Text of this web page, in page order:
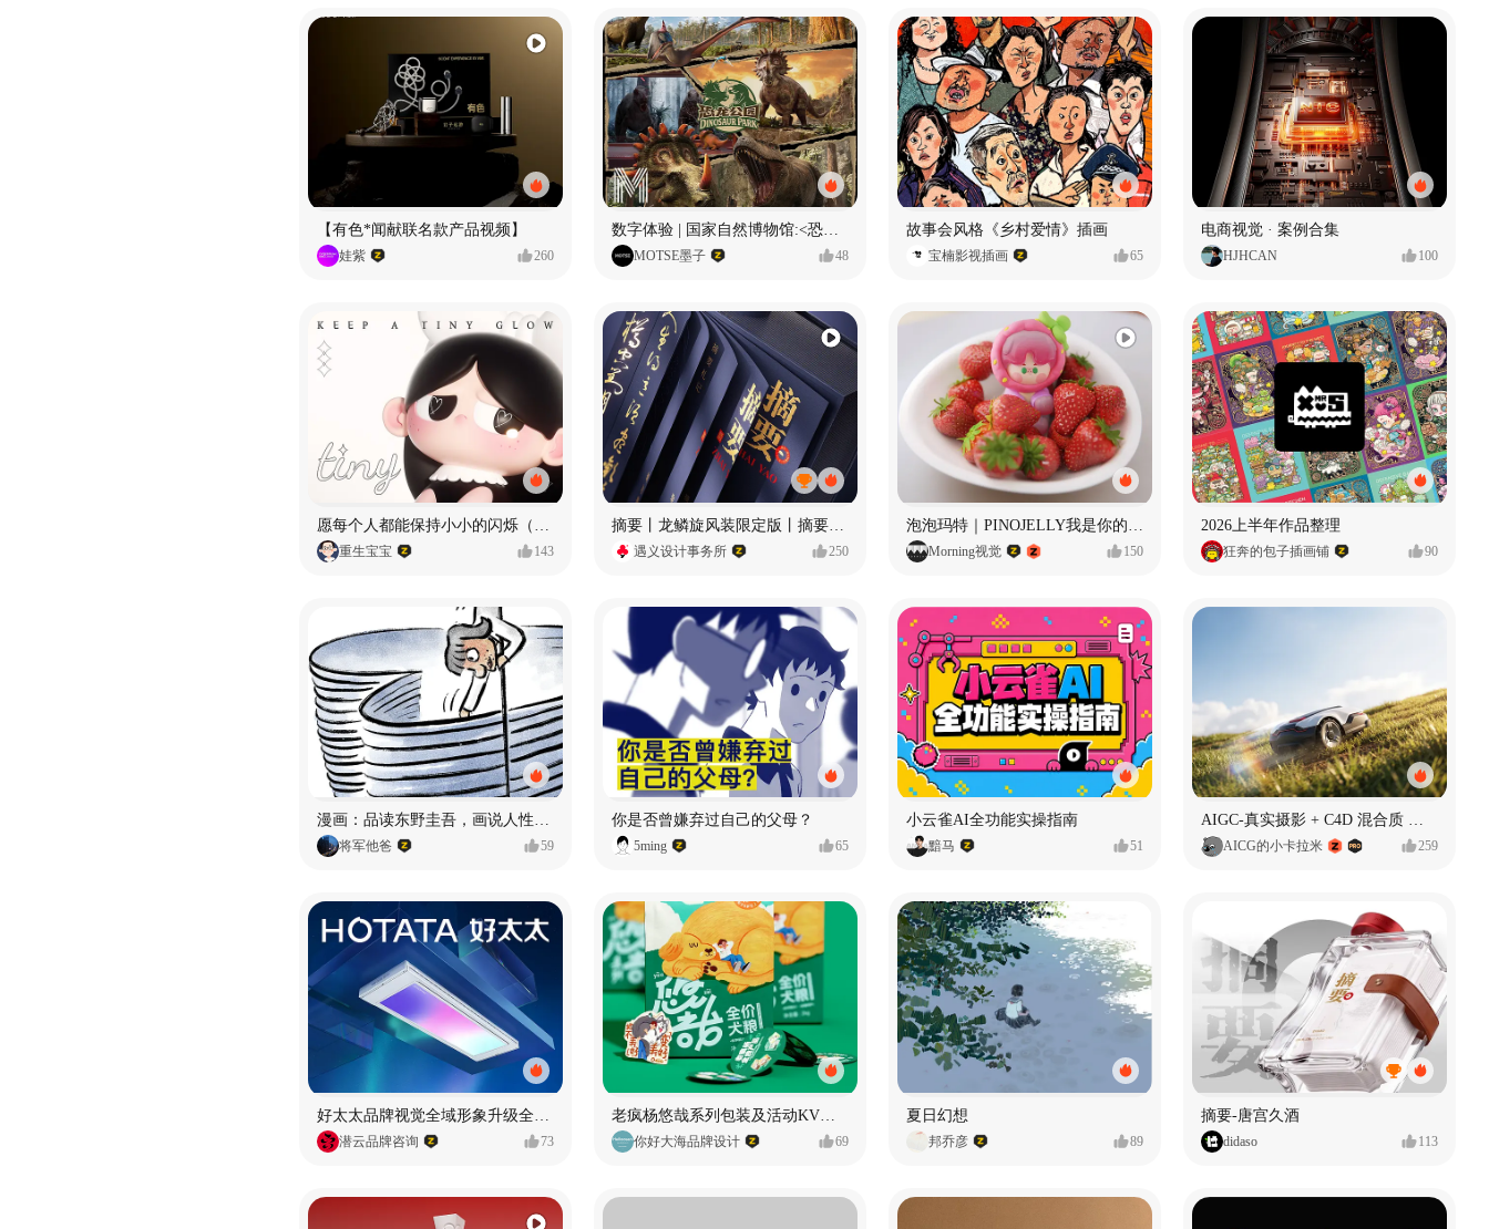
【有色*闻献联名款产品视频】
娃紫 260
数字体验 | 国家自然博物馆:<恐龙公园>沉浸特展
MOTSE墨子 48
故事会风格《乡村爱情》插画
宝楠影视插画 65
电商视觉 · 案例合集
HJHCAN 100
重生宝宝 143 遇义设计事务所 250 Morning视觉 150
2026上半年作品整理
狂奔的包子插画铺 90
漫画：品读东野圭吾，画说人性百态
将军他爸 59
你是否曾嫌弃过自己的父母？
5ming 65
小云雀AI全功能实操指南
黯马 51
AIGC-真实摄影 + C4D 混合质 能让 AI 产品图更好吗?
AICG的小卡拉米 259
潜云品牌咨询 73 你好大海品牌设计 69
夏日幻想
邦乔彦 89
摘要-唐宫久酒
didaso 113